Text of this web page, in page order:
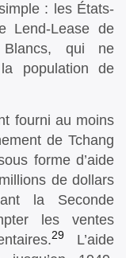
: les États-
Lend-Lease de
Blancs, qui ne
population de
fourni au moins
de Tchang
forme d’aide
de dollars
la Seconde
les ventes
29L’aide